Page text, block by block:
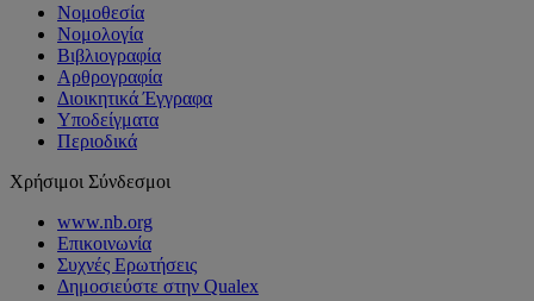
Νομοθεσία
Νομολογία
Βιβλιογραφία
Αρθρογραφία
Διοικητικά Έγγραφα
Υποδείγματα
Περιοδικά
Χρήσιμοι Σύνδεσμοι
www.nb.org
Επικοινωνία
Συχνές Ερωτήσεις
Δημοσιεύστε στην Qualex